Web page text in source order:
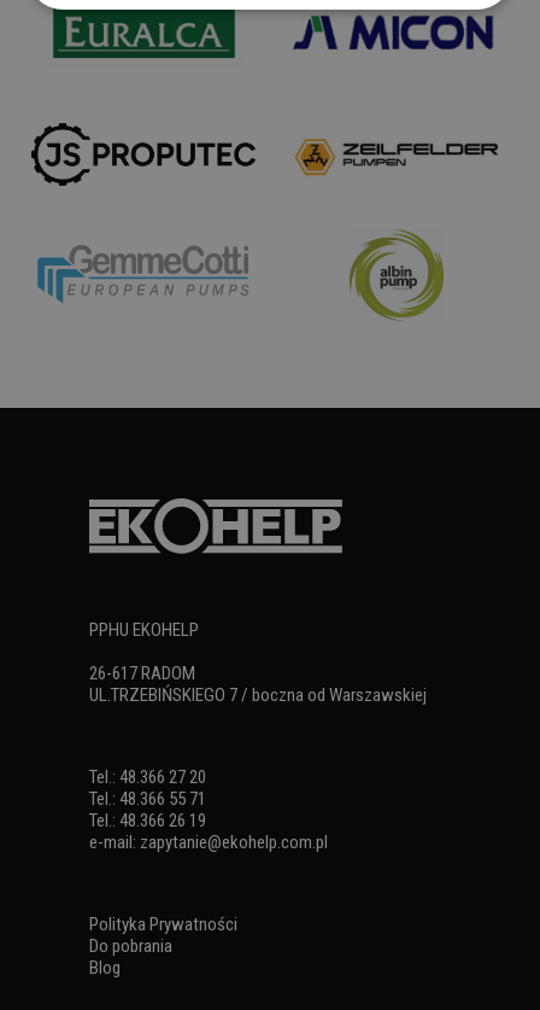
PPHU EKOHELP
26-617 RADOM
UL.TRZEBIŃSKIEGO 7 / boczna od Warszawskiej
Tel.: 48.366 27 20
Tel.: 48.366 55 71
Tel.: 48.366 26 19
e-mail: zapytanie@ekohelp.com.pl
Polityka Prywatności
Do pobrania
Blog